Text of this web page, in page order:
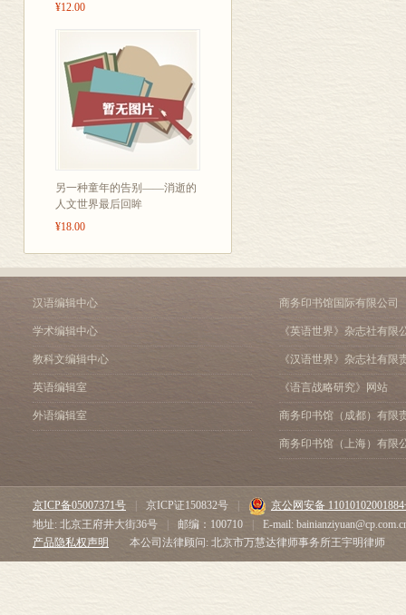
¥12.00
另一种童年的告别——消逝的
人文世界最后回眸
¥18.00
汉语编辑中心
学术编辑中心
教科文编辑中心
英语编辑室
外语编辑室
商务印书馆国际有限公司
《英语世界》杂志社有限
《汉语世界》杂志社有限
《语言战略研究》网站
商务印书馆（成都）有限
商务印书馆（上海）有限
京ICP备05007371号 京ICP证150832号
京公网安备
地址: 北京王府井大街36号
邮编：100710
E-mail:
产品隐私权声明
本公司法律顾问: 北京市万慧达律师事务所王宇明律师